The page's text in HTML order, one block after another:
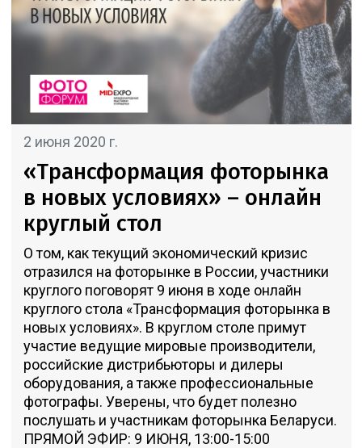
2 июня 2020 г.
«Трансформация фоторынка
в новых условиях» – онлайн
круглый стол
О том, как текущий экономический кризис
отразился на фоторынке в России, участники
круглого поговорят 9 июня в ходе онлайн
круглого стола «Трансформация фоторынка в
новых условиях». В круглом столе примут
участие ведущие мировые производители,
российские дистрибьюторы и дилеры
оборудования, а также профессиональные
фотографы. Уверены, что будет полезно
послушать и участникам фоторынка Беларуси.
ПРЯМОЙ ЭФИР: 9 ИЮНЯ, 13:00-15:00